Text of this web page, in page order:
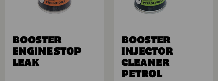
BOOSTER
ENGINE STOP
LEAK
BOOSTER
INJECTOR
CLEANER
PETROL